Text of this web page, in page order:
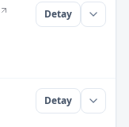
Detay
Detay